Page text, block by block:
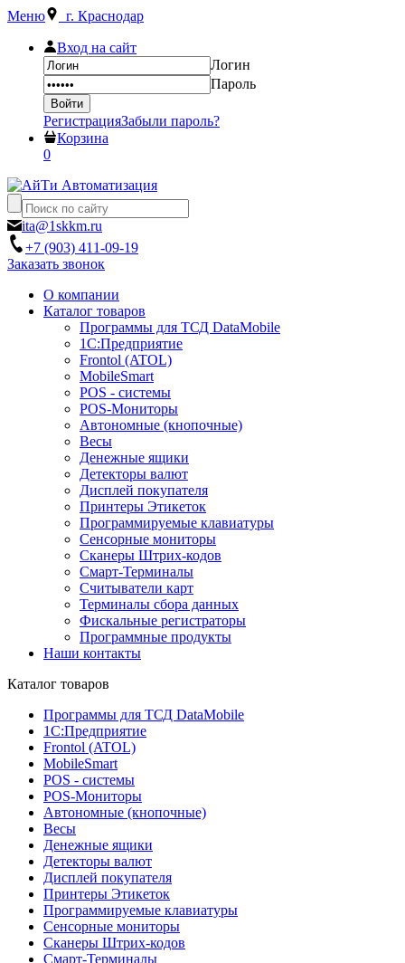
Меню г. Краснодар
Вход на сайт
Логин
Пароль
РегистрацияЗабыли пароль?
Корзина
0
ita@1skkm.ru
+7 (903) 411-09-19
Заказать звонок
О компании
Каталог товаров
Программы для ТСД DataMobile
1С:Предприятие
Frontol (ATOL)
MobileSmart
POS - системы
POS-Мониторы
Автономные (кнопочные)
Весы
Денежные ящики
Детекторы валют
Дисплей покупателя
Принтеры Этикеток
Программируемые клавиатуры
Сенсорные мониторы
Сканеры Штрих-кодов
Смарт-Терминалы
Считыватели карт
Терминалы сбора данных
Фискальные регистраторы
Программные продукты
Наши контакты
Каталог товаров
Программы для ТСД DataMobile
1С:Предприятие
Frontol (ATOL)
MobileSmart
POS - системы
POS-Мониторы
Автономные (кнопочные)
Весы
Денежные ящики
Детекторы валют
Дисплей покупателя
Принтеры Этикеток
Программируемые клавиатуры
Сенсорные мониторы
Сканеры Штрих-кодов
Смарт-Терминалы